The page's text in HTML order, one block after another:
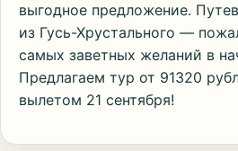
выгодное предложение.
из Гусь-Хрустального —
самых заветных желаний в
Предлагаем тур от 91320
вылетом 21 сентября!